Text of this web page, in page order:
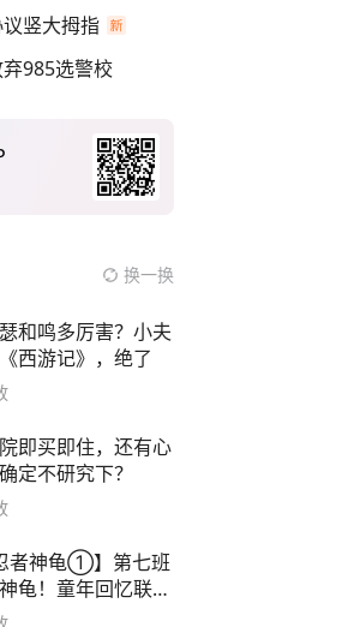
竖大拇指
985选警校
换一换
和鸣多厉害？小夫
西游记》，绝了
即买即住，还有心
定不研究下？
者神龟①】第七班
龟！童年回忆联动